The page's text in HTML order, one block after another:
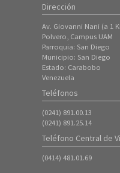
Instrucciones para
01/Feb/2026
Instrucciones para proceso
Período 20261)
ATENCIÓN ---- Inscripción de
08/Oct/2025
Dirección
Av. Giovanni Nani (a 1
Polvero, Campus UAM
Parroquia: San Diego
Municipio: San Diego
Estado: Carabobo
Venezuela
Teléfonos
(0241) 891.00.13
(0241) 891.25.14
Teléfono Central de
(0414) 481.01.69